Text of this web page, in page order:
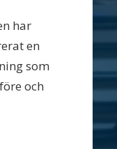
har
en
som
och